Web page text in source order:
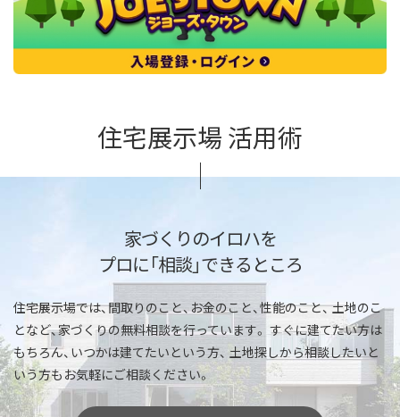
住宅展示場 活用術
家づくりのイロハを
プロに「相談」できるところ
住宅展示場では、間取りのこと、お金のこと、性能のこと、土地のこ
となど、家づくりの無料相談を行っています。 すぐに建てたい方は
もちろん、いつかは建てたいという方、 土地探しから相談したいと
いう方もお気軽にご相談ください。